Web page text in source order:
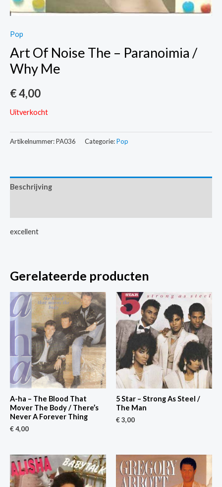
Pop
Art Of Noise The – Paranoimia /
Why Me
€4,00
Uitverkocht
Artikelnummer:PA036 Categorie:Pop
Beschrijving
excellent
Gerelateerde producten
A-ha – The Blood That
Mover The Body / There’s
Never A Forever Thing
€4,00
5 Star – Strong As Steel /
The Man
€3,00